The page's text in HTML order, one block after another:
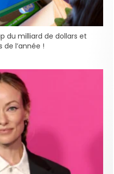
du milliard de dollars et
l’année !